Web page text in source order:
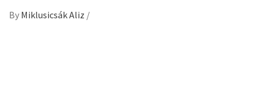
By Miklusicsák Aliz /